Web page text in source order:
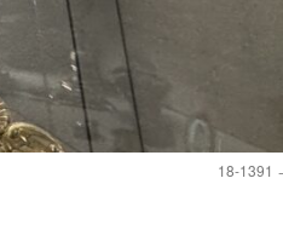
18-1391